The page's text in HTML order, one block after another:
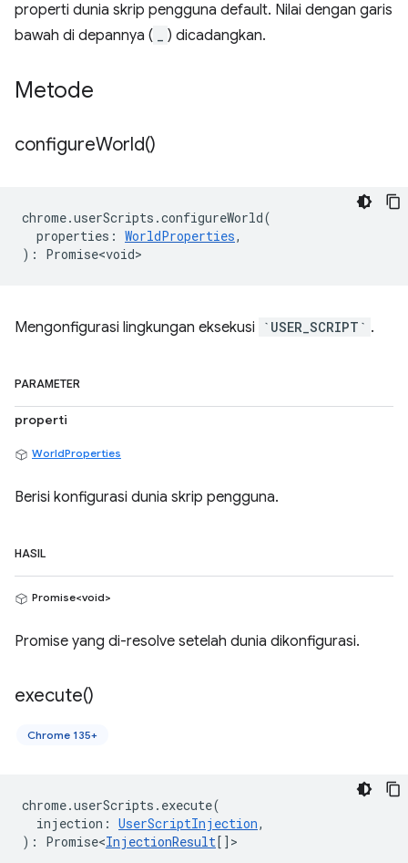
properti dunia skrip pengguna default. Nilai dengan garis
bawah di depannya (
) dicadangkan.
Metode
configureWorld()
chrome.userScripts .configureWorld(
properties : WorldProperties,
) : Promise<void>
Mengonfigurasi lingkungan eksekusi `USER_SCRIPT` .
PARAMETER
properti
WorldProperties
Berisi konfigurasi dunia skrip pengguna.
HASIL
Promise<void>
Promise yang di-resolve setelah dunia dikonfigurasi.
execute()
Chrome 135+
chrome.userScripts . execute(
injection : UserScriptInjection,
) : Promise<InjectionResult [] >